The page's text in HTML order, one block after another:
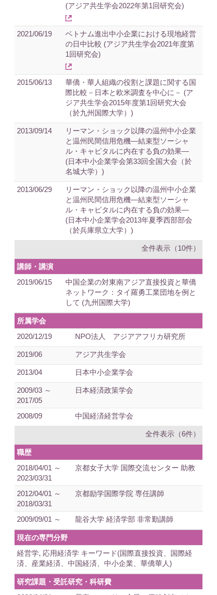
(アジア共生学会2022年第1回研究会)
2021/06/19
ベトナム進出中小企業における現地経営
の日中比較 (アジア共生学会2021年度第
1回研究会)
2015/06/13
華僑・華人組織の役割と課題に関する国
際比較－日本と欧米調査を中心に－ (ア
ジア共生学会2015年度第1回研究大会
（於九州国際大学）)
2013/09/14
リーマン・ショック以降の温州中小企業
と温州民間信用危機―結束型ソーシャ
ル・キャピタルに内在する負の効果―
(日本中小企業学会第33回全国大会（於
名城大学）)
2013/06/29
リーマン・ショック以降の温州中小企業
と温州民間信用危機―結束型ソーシャ
ル・キャピタルに内在する負の効果―
(日本中小企業学会2013年夏季西部部会
（於兵庫県立大学）)
全件表示（10件）
講師・講演
2019/06/15
中国企業の対東南アジア直接投資と華僑
ネットワーク：タイ羅勇工業団地を例と
して (九州国際大学)
所属学会
2020/12/19
NPO法人 アジアアフリカ研究所
2019/06 アジア共生学会
2013/04 日本中小企業学会
2009/03 ～
2017/05
日本経済政策学会
2008/09 中国経済経営学会
全件表示（6件）
職歴
2018/04/01 ～
2023/03/31
京都女子大学 国際交流センター 助教
2012/04/01 ～
2018/03/31
京都励学国際学院 専任講師
2009/09/01 ～ 龍谷大学 経済学部 非常勤講師
現在の専門分野
経営学, 応用経済学 キーワード(国際直接投資、国際経
済、産業経済、中国経済、中小企業、華僑華人)
研究課題・受託研究・科研費